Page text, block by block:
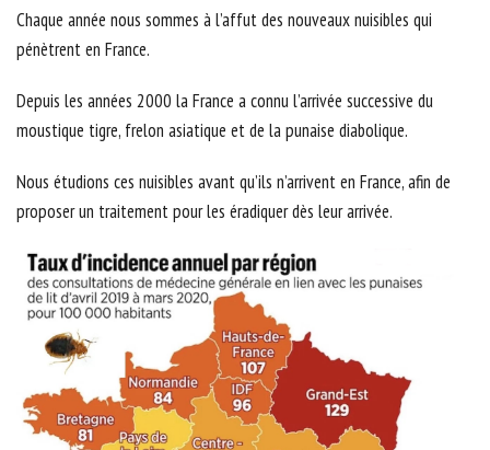
Chaque année nous sommes à l’affut des nouveaux nuisibles qui
pénètrent en France.
Depuis les années 2000 la France a connu l’arrivée successive du
moustique tigre, frelon asiatique et de la punaise diabolique.
Nous étudions ces nuisibles avant qu’ils n’arrivent en France, afin de
proposer un traitement pour les éradiquer dès leur arrivée.